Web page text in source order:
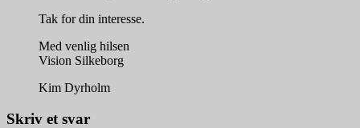
Tak for din interesse.
Med venlig hilsen
Vision Silkeborg
Kim Dyrholm
Skriv et svar